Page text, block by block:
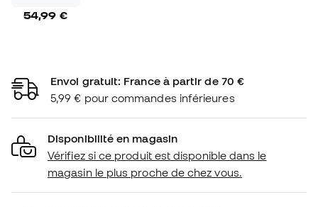
54,99 €
Envoi gratuit: France à partir de 70 €
5,99 € pour commandes inférieures
Disponibilité en magasin
Vérifiez si ce produit est disponible dans le
magasin le plus proche de chez vous.